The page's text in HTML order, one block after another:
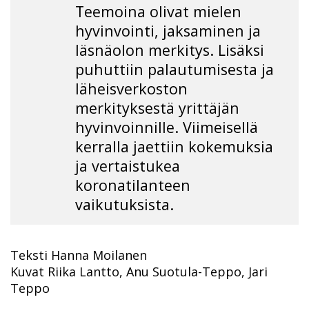
Teemoina olivat mielen
hyvinvointi, jaksaminen ja
läsnäolon merkitys. Lisäksi
puhuttiin palautumisesta ja
läheisverkoston
merkityksestä yrittäjän
hyvinvoinnille. Viimeisellä
kerralla jaettiin kokemuksia
ja vertaistukea
koronatilanteen
vaikutuksista.
Teksti Hanna Moilanen
Kuvat Riika Lantto, Anu Suotula-Teppo, Jari
Teppo